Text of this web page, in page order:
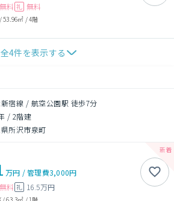
無料 礼 無料
/53.96㎡ /4階
全4件を表示する
宿線 / 航空公園駅 徒歩7分
/ 2階建
所沢市泉町
万円 /管理費3,000円
無料 礼 16.5万円
/63.3㎡ / 1階